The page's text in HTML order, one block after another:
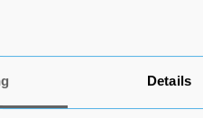
Details
te halen. Ze doet
het